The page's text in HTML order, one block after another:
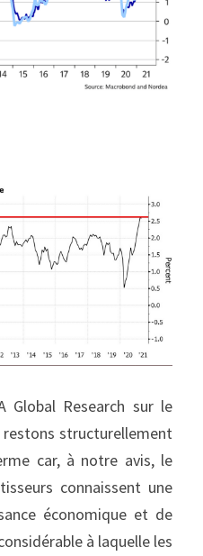
Global Research sur le
restons structurellement
car, à notre avis, le
connaissent une
économique et de
à laquelle les